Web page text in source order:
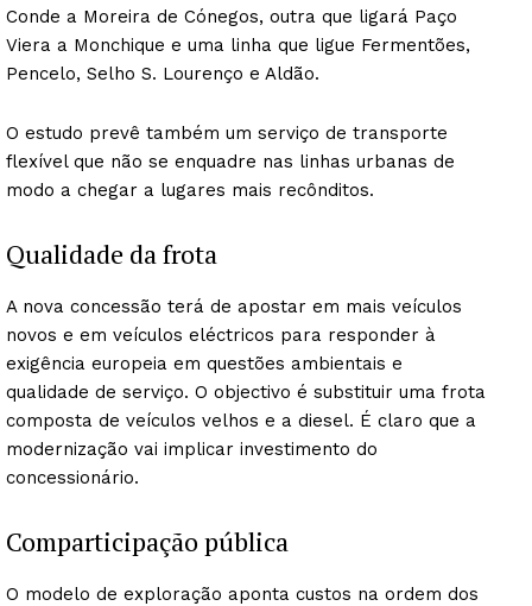
Conde a Moreira de Cónegos, outra que ligará Paço
Viera a Monchique e uma linha que ligue Fermentões,
Pencelo, Selho S. Lourenço e Aldão.
O estudo prevê também um serviço de transporte
flexível que não se enquadre nas linhas urbanas de
modo a chegar a lugares mais recônditos.
Qualidade da frota
A nova concessão terá de apostar em mais veículos
novos e em veículos eléctricos para responder à
exigência europeia em questões ambientais e
qualidade de serviço. O objectivo é substituir uma frota
composta de veículos velhos e a diesel. É claro que a
modernização vai implicar investimento do
concessionário.
Comparticipação pública
O modelo de exploração aponta custos na ordem dos